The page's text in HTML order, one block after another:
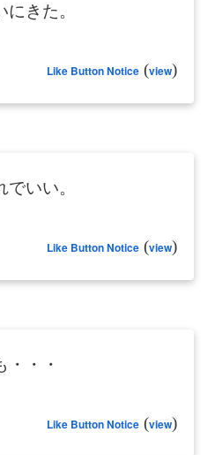
きた。
Like Button Notice (view)
いい。
Like Button Notice (view)
・・
Like Button Notice (view)